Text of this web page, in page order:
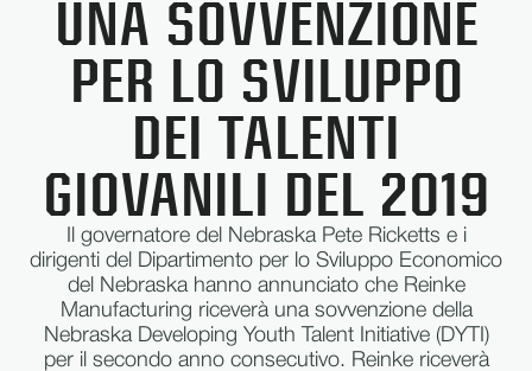
UNA SOVVENZIONE
PER LO SVILUPPO
DEI TALENTI
GIOVANILI DEL 2019
Il governatore del Nebraska Pete Ricketts e i
dirigenti del Dipartimento per lo Sviluppo Economico
del Nebraska hanno annunciato che Reinke
Manufacturing riceverà una sovvenzione della
Nebraska Developing Youth Talent Initiative (DYTI)
per il secondo anno consecutivo. Reinke riceverà